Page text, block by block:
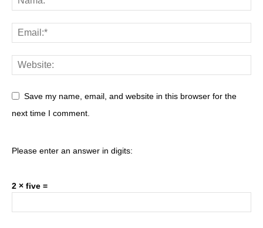
Save my name, email, and website in this browser for the
next time I comment.
Please enter an answer in digits:
2 × five =